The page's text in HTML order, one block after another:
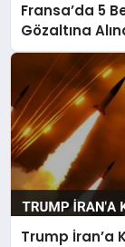
Fransa’da 5
Gözaltına
Trump İran’a